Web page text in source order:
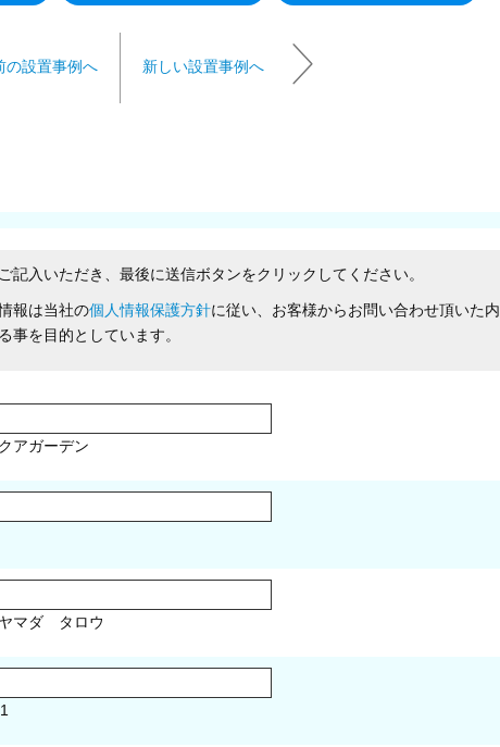
の設置事例へ 新しい設置事例へ
記入いただき、最後に送信ボタンをクリックしてください。
報は当社の個人情報保護方針に従い、お客様からお問い合わせ頂いた内
事を目的としています。
アガーデン
マダ タロウ